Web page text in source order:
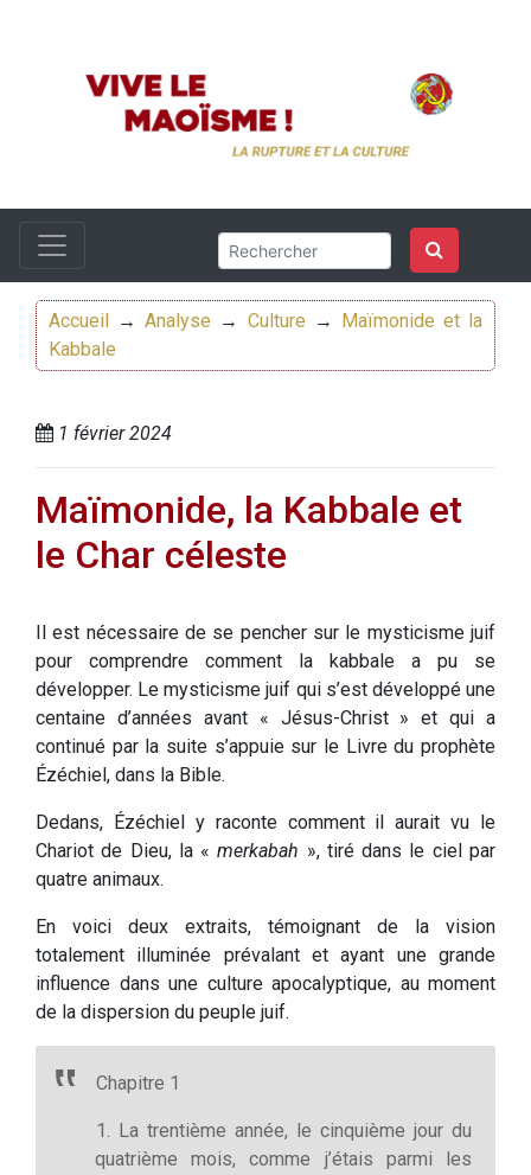
Accueil →Analyse → Culture →
Maïmonide et la
Kabbale
1 février 2024
Maïmonide, la Kabbale et
le Char céleste
Il est nécessaire de se pencher sur le mysticisme juif
pour comprendre comment la kabbale a pu se
développer. Le mysticisme juif qui s’est développé une
centaine d’années avant « Jésus-Christ » et qui a
continué par la suite s’appuie sur le Livre du prophète
Ézéchiel, dans la Bible.
Dedans, Ézéchiel y raconte comment il aurait vu le
Chariot de Dieu, la «merkabah », tiré dans le ciel par
quatre animaux.
En voici deux extraits, témoignant de la vision
totalement illuminée prévalant et ayant une grande
influence dans une culture apocalyptique, au moment
de la dispersion du peuple juif.
Chapitre 1
1. La trentième année, le cinquième jour du
quatrième mois, comme j’étais parmi les